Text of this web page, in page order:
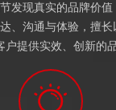
发现真实的品牌价
、沟通与体验，擅
户提供实效、创新的